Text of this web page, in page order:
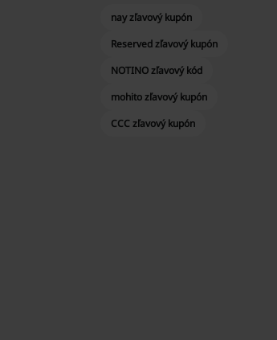
nay zľavový kupón
Reserved zľavový kupón
NOTINO zľavový kód
mohito zľavový kupón
CCC zľavový kupón